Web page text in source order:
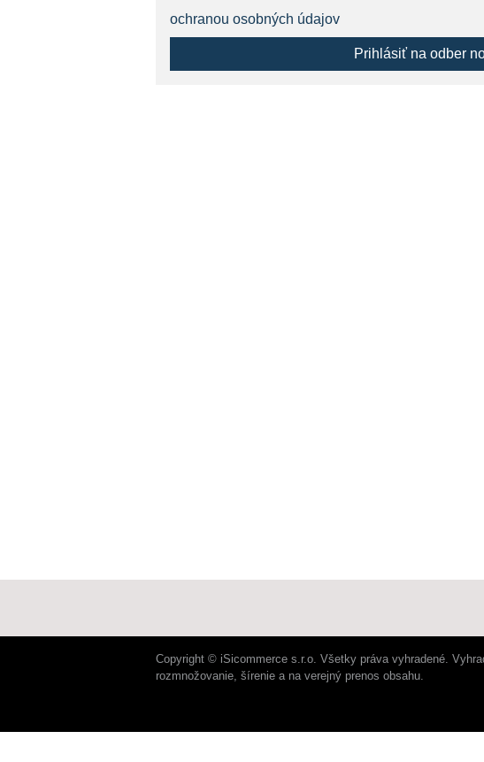
ochranou osobných údajov
Prihlásiť na odber
Copyright © iSicommerce s.r.o. Všetky práva vyhradené.
rozmnožovanie, šírenie a na verejný prenos obsahu.